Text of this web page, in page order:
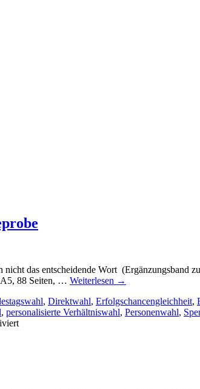
das entscheidende Wort (Ergänzungsband
A5, 88 Seiten, … Weiterlesen →
, Direktwahl, Erfolgschancengleichheit,
, personalisierte Verhältniswahl, Personenwahl,
für